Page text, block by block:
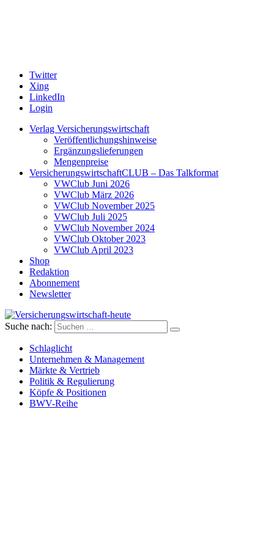
Twitter
Xing
LinkedIn
Login
Verlag Versicherungswirtschaft
Veröffentlichungshinweise
Ergänzungslieferungen
Mengenpreise
VersicherungswirtschaftCLUB – Das Talkformat
VWClub Juni 2026
VWClub März 2026
VWClub November 2025
VWClub Juli 2025
VWClub November 2024
VWClub Oktober 2023
VWClub April 2023
Shop
Redaktion
Abonnement
Newsletter
Versicherungswirtschaft-heute
Suche nach:
Schlaglicht
Unternehmen & Management
Märkte & Vertrieb
Politik & Regulierung
Köpfe & Positionen
BWV-Reihe